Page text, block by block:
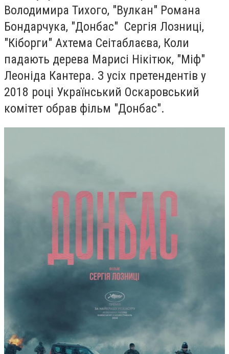
Володимира Тихого, "Вулкан" Романа
Бондарчука, "Донбас" Сергія Лозниці,
"Кіборги" Ахтема Сеітаблаєва, Коли
падають дерева Марисі Нікітюк, "Міф"
Леоніда Кантера. З усіх претендентів у
2018 році Український Оскаровський
комітет обрав фільм "Донбас".